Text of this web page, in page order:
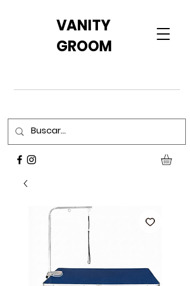
VANITY
GROOM